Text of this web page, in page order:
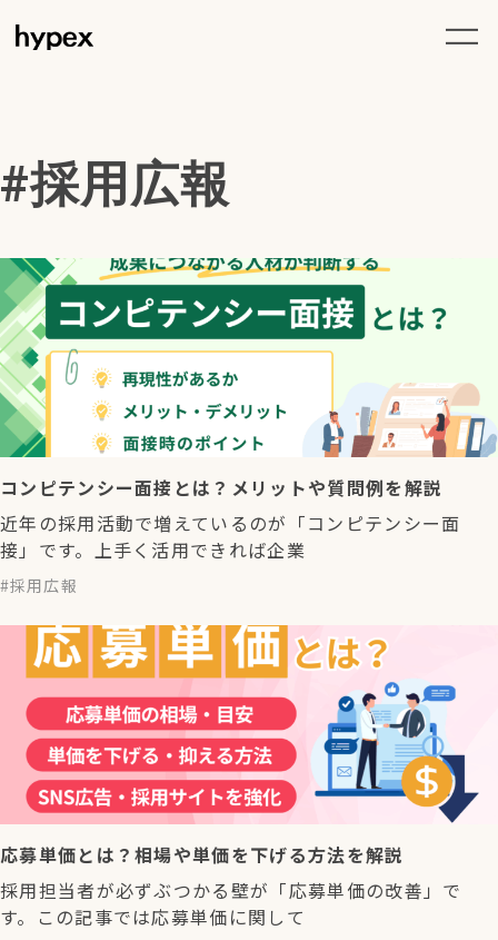
採用広報
コンピテンシー面接とは？メリットや質問例を解説
近年の採用活動で増えているのが「コンピテンシー面
接」です。上手く活用できれば企業
採用広報
応募単価とは？相場や単価を下げる方法を解説
採用担当者が必ずぶつかる壁が「応募単価の改善」で
す。この記事では応募単価に関して